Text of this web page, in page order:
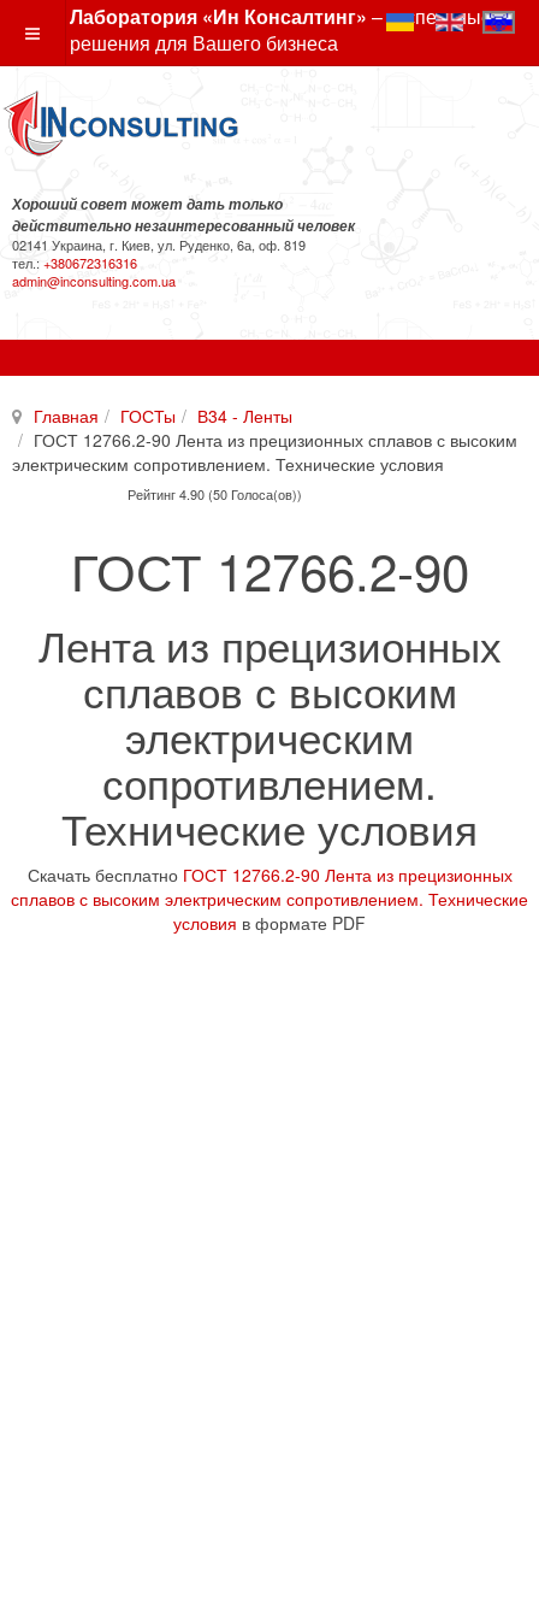
Лаборатория «Ин Консалтинг» – экспертные
решения для Вашего бизнеса
Хороший совет может дать только
действительно незаинтересованный человек
02141 Украина, г. Киев, ул. Руденко, 6а, оф. 819
тел.: +380672316316
admin@inconsulting.com.ua
Главная ГОСТы
В34 - Ленты
ГОСТ 12766.2-90 Лента из прецизионных сплавов с высоким
электрическим сопротивлением. Технические условия
Рейтинг 4.90 (50 Голоса(ов))
ГОСТ 12766.2-90
Лента из прецизионных
сплавов с высоким
электрическим
сопротивлением.
Технические условия
Скачать бесплатно ГОСТ 12766.2-90 Лента из прецизионных
сплавов с высоким электрическим сопротивлением. Технические
условия в формате PDF